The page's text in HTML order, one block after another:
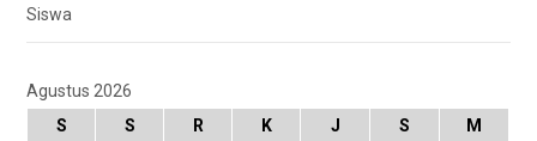
Siswa
Agustus 2026
S
S R K J S
M